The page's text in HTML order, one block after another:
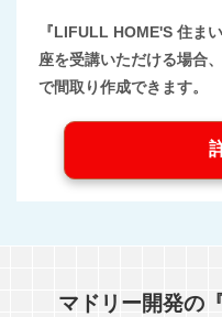
『LIFULL HOME'S 住ま
座を受講いただける場合
で間取り作成できます。
マドリー開発の